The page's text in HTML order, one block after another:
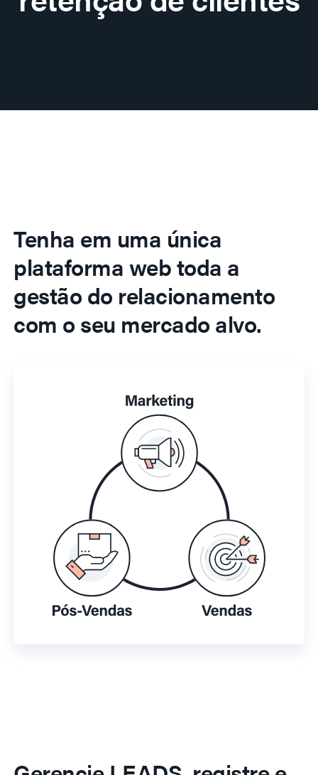
Tenha em uma única
plataforma web toda a
gestão do relacionamento
com o seu mercado alvo.